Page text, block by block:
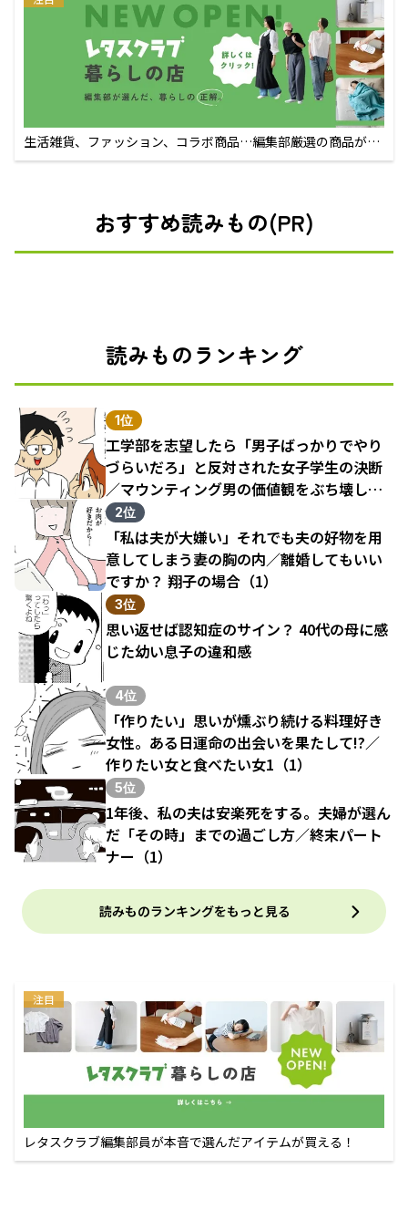
生活雑貨、ファッション、コラボ商品…編集部厳選の商品が買
えるECサイト
おすすめ読みもの(PR)
読みものランキング
1位
工学部を志望したら「男子ばっかりでやり
づらいだろ」と反対された女子学生の決断
／マウンティング男の価値観をぶち壊した
結果（1）
2位
「私は夫が大嫌い」それでも夫の好物を用
意してしまう妻の胸の内／離婚してもいい
ですか？ 翔子の場合（1）
3位
思い返せば認知症のサイン？ 40代の母に感
じた幼い息子の違和感
4位
「作りたい」思いが燻ぶり続ける料理好き
女性。ある日運命の出会いを果たして!?／
作りたい女と食べたい女1（1）
5位
1年後、私の夫は安楽死をする。夫婦が選ん
だ「その時」までの過ごし方／終末パート
ナー（1）
読みものランキングをもっと見る
注目
レタスクラブ編集部員が本音で選んだアイテムが買える！